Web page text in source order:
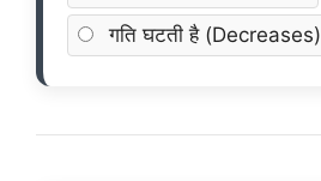
गति घटती है (Decreases)